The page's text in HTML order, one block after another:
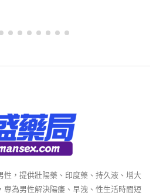
，提供壯陽藥、印度藥、持久液、增大
專為男性解決陽痿、早洩、性生活時間短